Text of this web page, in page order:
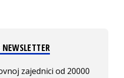
zajednici od 20000